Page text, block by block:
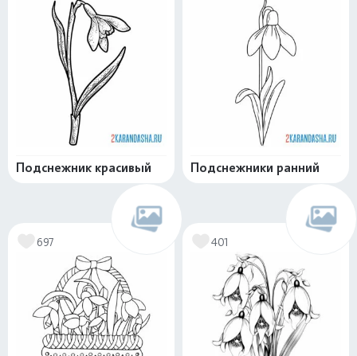
Подснежник красивый Подснежники ранний
697 401